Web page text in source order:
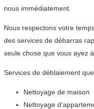
nous immédiatement.
Nous respectons votre
des services de débarras
seule chose que vous ayez
Services de déblaiement
Nettoyage de maison
Nettoyage